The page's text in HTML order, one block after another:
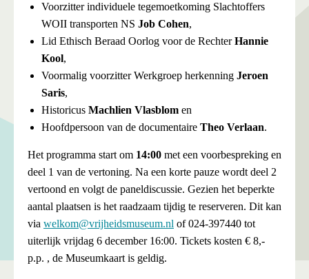
Voorzitter individuele tegemoetkoming Slachtoffers
WOII transporten NS Job Cohen,
Lid Ethisch Beraad Oorlog voor de RechterHannie
Kool,
Voormalig voorzitter Werkgroep herkenning Jeroen
Saris,
Historicus Machlien Vlasblom en
Hoofdpersoon van de documentaire Theo Verlaan.
Het programma start om 14:00 met een voorbespreking en
deel 1 van de vertoning. Na een korte pauze wordt deel 2
vertoond en volgt de paneldiscussie. Gezien het beperkte
aantal plaatsen is het raadzaam tijdig te reserveren. Dit kan
via welkom@vrijheidsmuseum.nl of 024-397440 tot
uiterlijk vrijdag 6 december 16:00. Tickets kosten € 8,-
p.p. , de Museumkaart is geldig.